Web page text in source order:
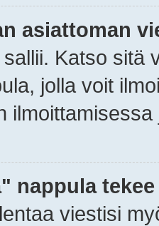
asiattoman
Katso sitä
jolla voit
nappula
viestisi